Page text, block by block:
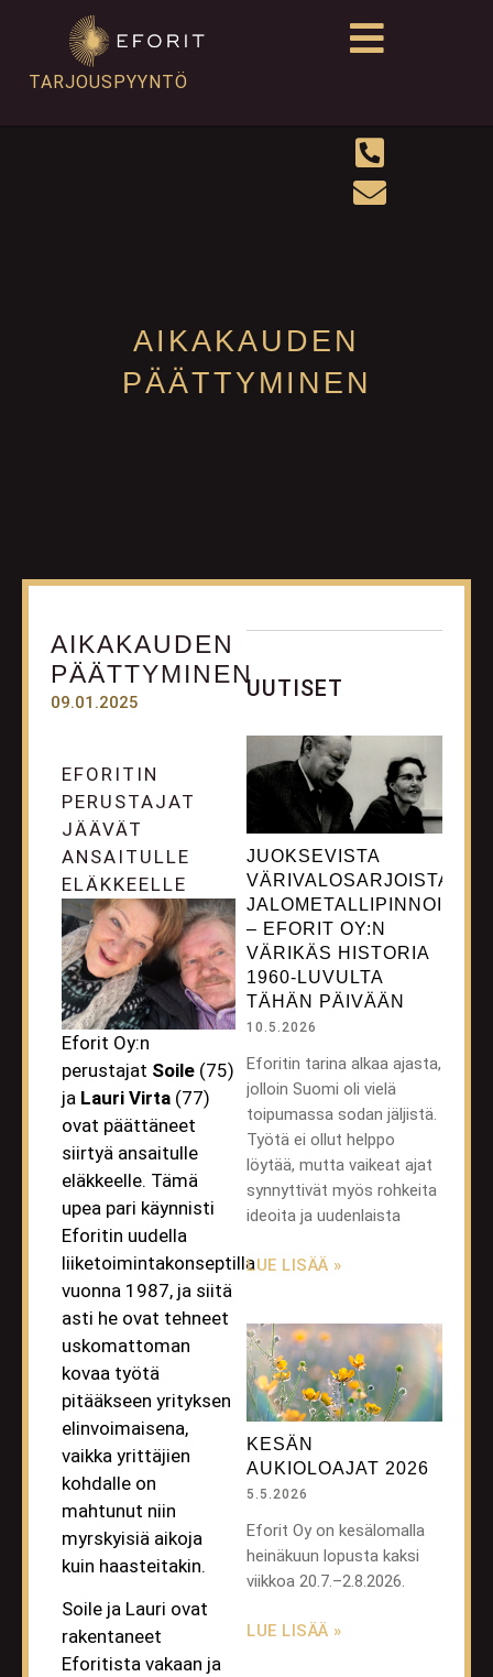
TARJOUSPYYNTÖ
AIKAKAUDEN
PÄÄTTYMINEN
AIKAKAUDEN
PÄÄTTYMINEN
09.01.2025
EFORITIN
PERUSTAJAT
JÄÄVÄT
ANSAITULLE
ELÄKKEELLE
Eforit Oy:n
perustajat Soile (75)
ja Lauri Virta (77)
ovat päättäneet
siirtyä ansaitulle
eläkkeelle. Tämä
upea pari käynnisti
Eforitin uudella
liiketoimintakonseptilla
vuonna 1987, ja siitä
asti he ovat tehneet
uskomattoman
kovaa työtä
pitääkseen yrityksen
elinvoimaisena,
vaikka yrittäjien
kohdalle on
mahtunut niin
myrskyisiä aikoja
kuin haasteitakin.
Soile ja Lauri ovat
rakentaneet
Eforitista vakaan ja
UUTISET
JUOKSEVISTA
VÄRIVALOSARJOISTA
– EFORIT OY:N
VÄRIKÄS HISTORIA
1960-LUVULTA
TÄHÄN PÄIVÄÄN
10.5.2026
Eforitin tarina alkaa ajasta,
jolloin Suomi oli vielä
toipumassa sodan jäljistä.
Työtä ei ollut helppo
löytää, mutta vaikeat ajat
synnyttivät myös rohkeita
ideoita ja uudenlaista
LUE LISÄÄ »
KESÄN
AUKIOLOAJAT 2026
5.5.2026
Eforit Oy on kesälomalla
heinäkuun lopusta kaksi
viikkoa 20.7.–2.8.2026.
LUE LISÄÄ »